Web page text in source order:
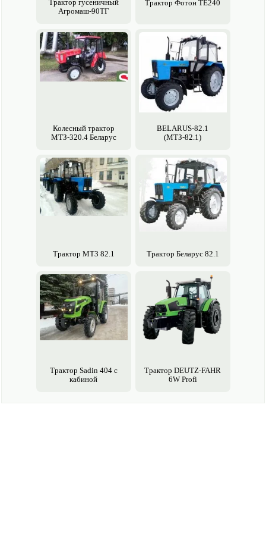
Механическая, переключаемая без разрыва потока мощности в
Муфта сцепления
Сухая однодисковая
Количество диапазонов/передач переднего-заднего хода
Задний независимый двухскоростной, 540 и 1000
Тяговое усилие, кН (кгс) (nom-max)
40-60 (4000-6000)
Навесное устройство
Заднее 2-х и 3-х точечное, грузо­подъемность – 5000 кгс
База, мм
Трактор гусеничный
Агромаш-90ТГ
Трактор Фотон ТЕ240
Колесный трактор
МТЗ-320.4 Беларус
BELARUS-82.1
(МТЗ-82.1)
Трактор МТЗ 82.1 Трактор Беларус 82.1
Трактор Sadin 404 с
кабиной
Трактор DEUTZ-FAHR
6W Profi